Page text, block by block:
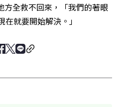
方全救不回來，「我們的著眼
就要開始解決。」